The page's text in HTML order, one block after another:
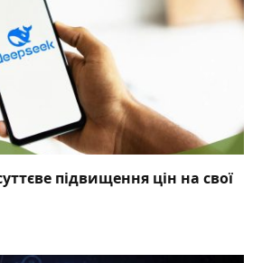
підвищення цін на свої